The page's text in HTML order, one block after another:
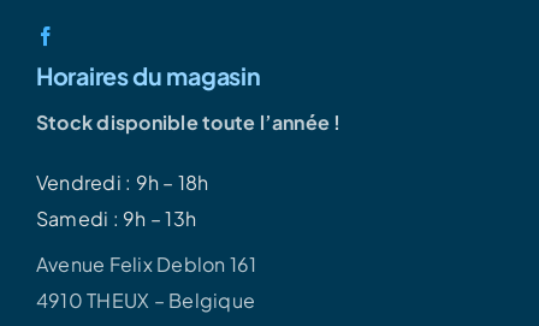
Horaires du magasin
Stock disponible toute l’année !
Vendredi : 9h – 18h
Samedi : 9h – 13h
Avenue Felix Deblon 161
4910 THEUX – Belgique